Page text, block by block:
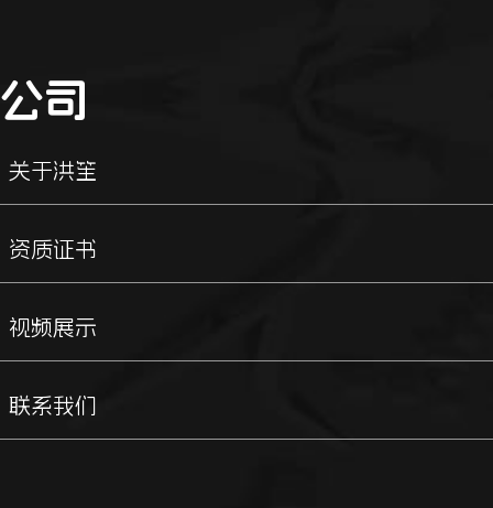
公司
关于洪笙
资质证书
视频展示
联系我们